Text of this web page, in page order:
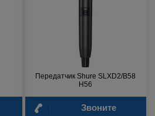
Передатчик Shure SLXD2/B58
H56
Звоните